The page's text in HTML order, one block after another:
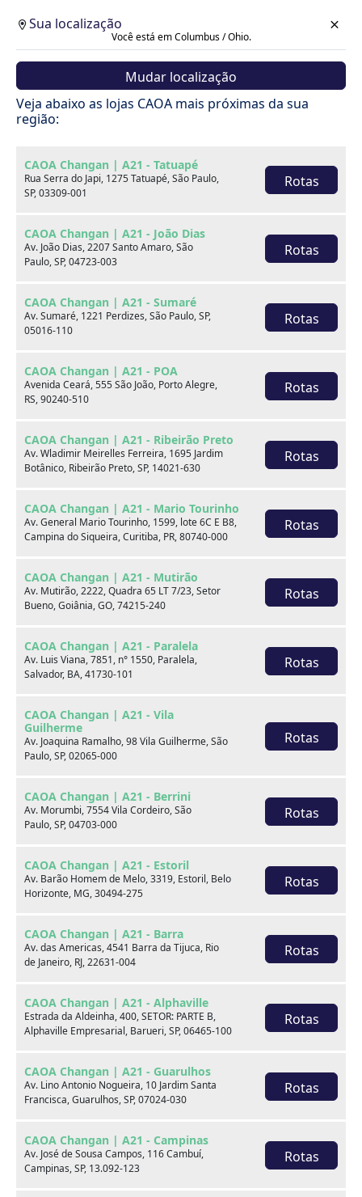
Sua localização
Você está em Columbus / Ohio.
Mudar localização
Veja abaixo as lojas CAOA mais próximas da sua
região:
CAOA Changan | A21 - Tatuapé
Rua Serra do Japi, 1275 Tatuapé, São Paulo,
SP, 03309-001
Rotas
CAOA Changan | A21 - João Dias
Av. João Dias, 2207 Santo Amaro, São
Paulo, SP, 04723-003
Rotas
CAOA Changan | A21 - Sumaré
Av. Sumaré, 1221 Perdizes, São Paulo, SP,
05016-110
Rotas
CAOA Changan | A21 - POA
Avenida Ceará, 555 São João, Porto Alegre,
RS, 90240-510
Rotas
CAOA Changan | A21 - Ribeirão Preto
Av. Wladimir Meirelles Ferreira, 1695 Jardim
Botânico, Ribeirão Preto, SP, 14021-630
Rotas
CAOA Changan | A21 - Mario Tourinho
Av. General Mario Tourinho, 1599, lote 6C E B8,
Campina do Siqueira, Curitiba, PR, 80740-000
Rotas
CAOA Changan | A21 - Mutirão
Av. Mutirão, 2222, Quadra 65 LT 7/23, Setor
Bueno, Goiânia, GO, 74215-240
Rotas
CAOA Changan | A21 - Paralela
Av. Luis Viana, 7851, n° 1550, Paralela,
Salvador, BA, 41730-101
Rotas
CAOA Changan | A21 - Vila
Guilherme
Av. Joaquina Ramalho, 98 Vila Guilherme, São
Paulo, SP, 02065-000
Rotas
CAOA Changan | A21 - Berrini
Av. Morumbi, 7554 Vila Cordeiro, São
Paulo, SP, 04703-000
Rotas
CAOA Changan | A21 - Estoril
Av. Barão Homem de Melo, 3319, Estoril, Belo
Horizonte, MG, 30494-275
Rotas
CAOA Changan | A21 - Barra
Av. das Americas, 4541 Barra da Tijuca, Rio
de Janeiro, RJ, 22631-004
Rotas
CAOA Changan | A21 - Alphaville
Estrada da Aldeinha, 400, SETOR: PARTE B,
Alphaville Empresarial, Barueri, SP, 06465-100
Rotas
CAOA Changan | A21 - Guarulhos
Av. Lino Antonio Nogueira, 10 Jardim Santa
Francisca, Guarulhos, SP, 07024-030
Rotas
CAOA Changan | A21 - Campinas
Av. José de Sousa Campos, 116 Cambuí,
Campinas, SP, 13.092-123
Rotas
Carros
Marca
Ver estoque
Escolha por categoria
Hatch
Seminovos em destaque
xxx
xxx
xxx